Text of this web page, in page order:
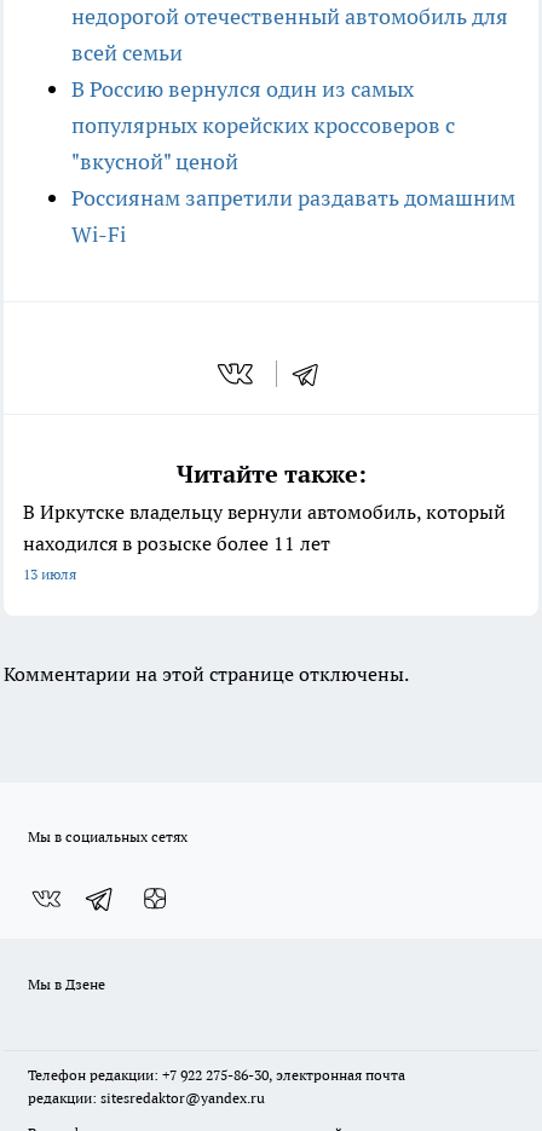
недорогой отечественный автомобиль для
всей семьи
В Россию вернулся один из самых
популярных корейских кроссоверов с
"вкусной" ценой
Россиянам запретили раздавать домашним
Wi-Fi
Читайте также:
В Иркутске владельцу вернули автомобиль, который
находился в розыске более 11 лет
13 июля
Комментарии на этой странице отключены.
Мы в социальных сетях
Мы в Дзене
Телефон редакции: +7 922 275-86-30, электронная почта
редакции: sitesredaktor@yandex.ru